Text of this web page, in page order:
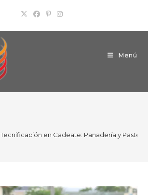
Menú
Tecnificación en Cadeate: Panadería y